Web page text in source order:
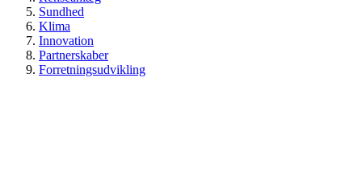
Sundhed
Klima
Innovation
Partnerskaber
Forretningsudvikling